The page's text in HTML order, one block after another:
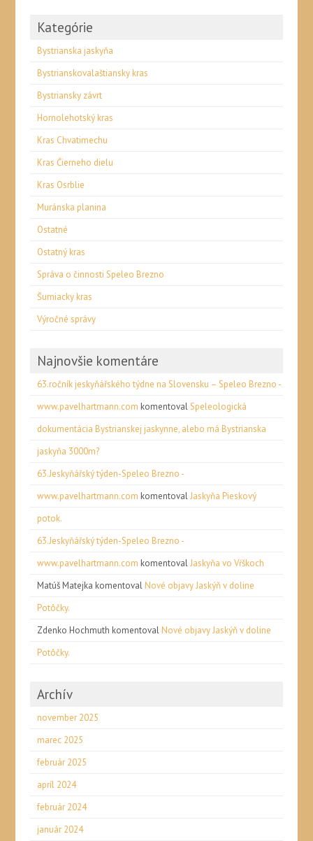
Kategórie
Bystrianska jaskyňa
Bystrianskovalaštiansky kras
Bystriansky závrt
Hornolehotský kras
Kras Chvatimechu
Kras Čierneho dielu
Kras Osrblie
Muránska planina
Ostatné
Ostatný kras
Správa o činnosti Speleo Brezno
Šumiacky kras
Výročné správy
Najnovšie komentáre
63.ročník jeskyňářského týdne na Slovensku – Speleo Brezno -
www.pavelhartmann.com komentovalSpeleologická
dokumentácia Bystrianskej jaskynne, alebo má Bystrianska
jaskyňa 3000m?
63.Jeskyňářský týden-Speleo Brezno -
www.pavelhartmann.com komentovalJaskyňa Pieskový
potok.
63.Jeskyňářský týden-Speleo Brezno -
www.pavelhartmann.com komentovalJaskyňa vo Vŕškoch
Matúš Matejka komentoval Nové objavy Jaskýň v doline
Potôčky.
Zdenko Hochmuth komentoval Nové objavy Jaskýň v doline
Potôčky.
Archív
november 2025
marec 2025
február 2025
apríl 2024
február 2024
január 2024